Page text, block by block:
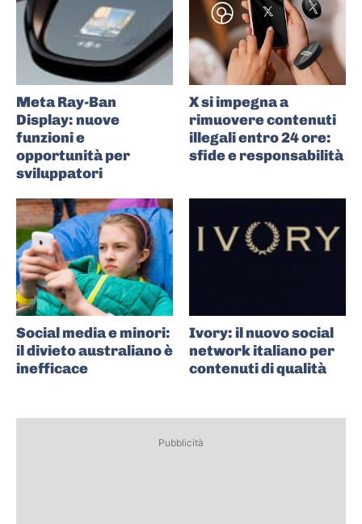
Meta Ray-Ban
Display: nuove
funzioni e
opportunità per
sviluppatori
X si impegna a
rimuovere contenuti
illegali entro 24 ore:
sfide e responsabilità
Social media e minori:
il divieto australiano è
inefficace
Ivory: il nuovo social
network italiano per
contenuti di qualità
Pubblicità